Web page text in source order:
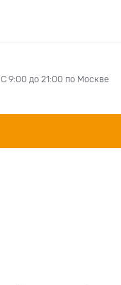
С 9:00 до 21:00 по Москве